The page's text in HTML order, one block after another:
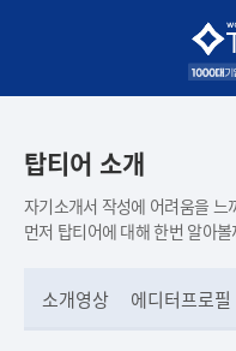
탑티어 소개
자기소개서 작성에 어려움을 느
먼저 탑티어에 대해 한번 알아볼
소개영상 에디터프로필